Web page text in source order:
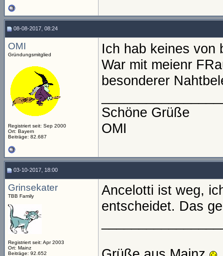
08-08-2017, 08:24
OMI
Gründungsmitglied
Registriert seit: Sep 2000
Ort: Bayern
Beiträge: 82.687
Ich hab keines von
War mit meienr
besonderer
Schöne Grüße
OMI
03-10-2017, 18:00
Grinsekater
TBB Family
Registriert seit: Apr 2003
Ort: Mainz
Beiträge: 92.652
Ancelotti ist weg,
entscheidet. Das